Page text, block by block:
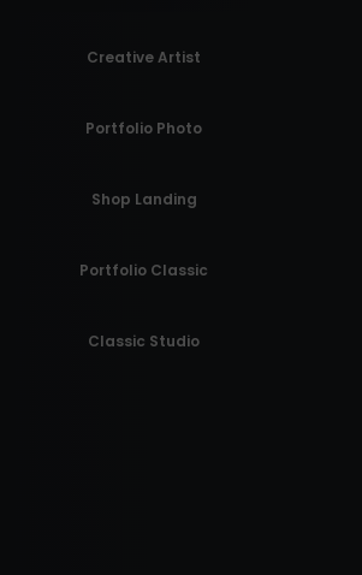
Creative Artist
Portfolio Photo
Shop Landing
Portfolio Classic
Classic Studio